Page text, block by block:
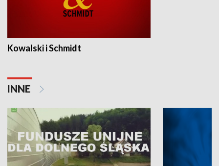
Kowalski i Schmidt
INNE